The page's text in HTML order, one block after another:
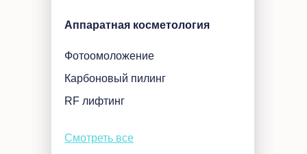
Аппаратная косметология
Фотоомоложение
Карбоновый пилинг
RF лифтинг
Смотреть все